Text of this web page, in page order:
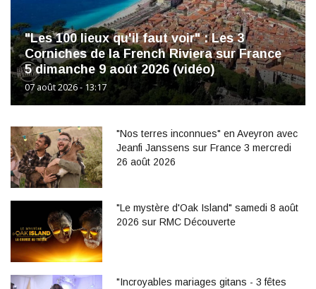
"Les 100 lieux qu'il faut voir" : Les 3
Corniches de la French Riviera sur France
5 dimanche 9 août 2026 (vidéo)
07 août 2026 - 13:17
"Nos terres inconnues" en Aveyron avec
Jeanfi Janssens sur France 3 mercredi
26 août 2026
"Le mystère d'Oak Island" samedi 8 août
2026 sur RMC Découverte
"Incroyables mariages gitans - 3 fêtes